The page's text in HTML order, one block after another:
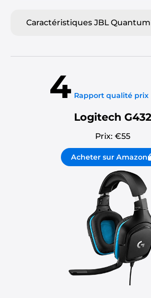
Caractéristiques JBL
4 Rapport qualité prix
Logitech G432
Prix: €55
Acheter sur Amazon